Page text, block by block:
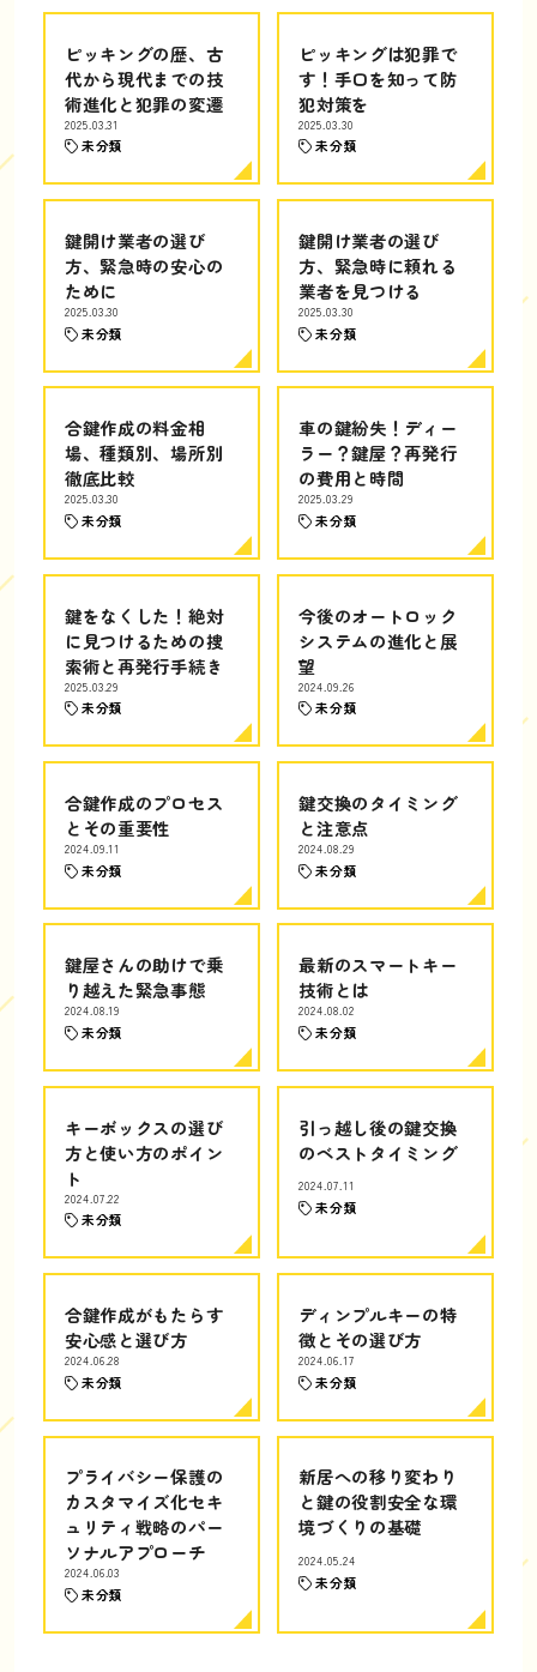
ピッキングの歴、古
代から現代までの技
術進化と犯罪の変遷
2025.03.31
未分類
ピッキングは犯罪で
す！手口を知って防
犯対策を
2025.03.30
未分類
鍵開け業者の選び
方、緊急時の安心の
ために
2025.03.30
未分類
鍵開け業者の選び
方、緊急時に頼れる
業者を見つける
2025.03.30
未分類
合鍵作成の料金相
場、種類別、場所別
徹底比較
2025.03.30
未分類
車の鍵紛失！ディー
ラー？鍵屋？再発行
の費用と時間
2025.03.29
未分類
鍵をなくした！絶対
に見つけるための捜
索術と再発行手続き
2025.03.29
未分類
今後のオートロック
システムの進化と展
望
2024.09.26
未分類
合鍵作成のプロセス
とその重要性
2024.09.11
未分類
鍵交換のタイミング
と注意点
2024.08.29
未分類
鍵屋さんの助けで乗
り越えた緊急事態
2024.08.19
未分類
最新のスマートキー
技術とは
2024.08.02
未分類
キーボックスの選び
方と使い方のポイン
ト
2024.07.22
未分類
引っ越し後の鍵交換
のベストタイミング
2024.07.11
未分類
合鍵作成がもたらす
安心感と選び方
2024.06.28
未分類
ディンプルキーの特
徴とその選び方
2024.06.17
未分類
プライバシー保護の
カスタマイズ化セキ
ュリティ戦略のパー
ソナルアプローチ
2024.06.03
未分類
新居への移り変わり
と鍵の役割安全な環
境づくりの基礎
2024.05.24
未分類